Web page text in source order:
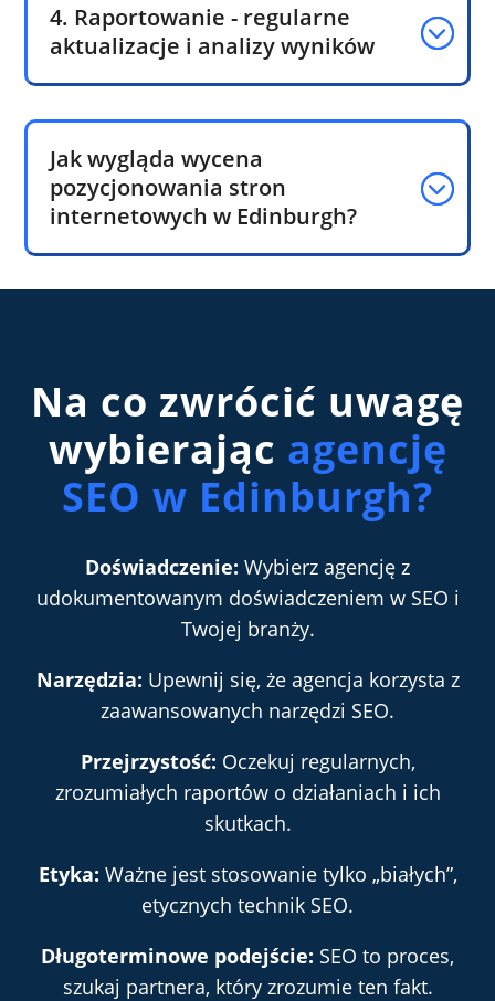
4. Raportowanie - regularne
aktualizacje i analizy wyników
Jak wygląda wycena
pozycjonowania stron
internetowych w Edinburgh?
Na co zwrócić uwagę
wybierając agencję
SEO w Edinburgh?
Doświadczenie: Wybierz agencję z
udokumentowanym doświadczeniem w SEO i
Twojej branży.
Narzędzia: Upewnij się, że agencja korzysta z
zaawansowanych narzędzi SEO.
Przejrzystość: Oczekuj regularnych,
zrozumiałych raportów o działaniach i ich
skutkach.
Etyka: Ważne jest stosowanie tylko „białych”,
etycznych technik SEO.
Długoterminowe podejście: SEO to proces,
szukaj partnera, który zrozumie ten fakt.